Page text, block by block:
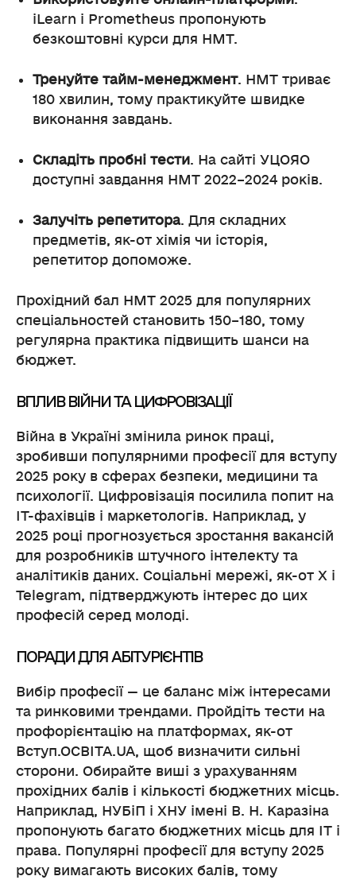
iLearn і Prometheus пропонують
безкоштовні курси для НМТ.
Тренуйте тайм-менеджмент. НМТ триває
180 хвилин, тому практикуйте швидке
виконання завдань.
Складіть пробні тести. На сайті УЦОЯО
доступні завдання НМТ 2022–2024 років.
Залучіть репетитора. Для складних
предметів, як-от хімія чи історія,
репетитор допоможе.
Прохідний бал НМТ 2025 для популярних
спеціальностей становить 150–180, тому
регулярна практика підвищить шанси на
бюджет.
ВПЛИВ ВІЙНИ ТА ЦИФРОВІЗАЦІЇ
Війна в Україні змінила ринок праці,
зробивши популярними професії для вступу
2025 року в сферах безпеки, медицини та
психології. Цифровізація посилила попит на
ІТ-фахівців і маркетологів. Наприклад, у
2025 році прогнозується зростання вакансій
для розробників штучного інтелекту та
аналітиків даних. Соціальні мережі, як-от X і
Telegram, підтверджують інтерес до цих
професій серед молоді.
ПОРАДИ ДЛЯ АБІТУРІЄНТІВ
Вибір професії — це баланс між інтересами
та ринковими трендами. Пройдіть тести на
профорієнтацію на платформах, як-от
Вступ.ОСВІТА.UA, щоб визначити сильні
сторони. Обирайте виші з урахуванням
прохідних балів і кількості бюджетних місць.
Наприклад, НУБіП і ХНУ імені В. Н. Каразіна
пропонують багато бюджетних місць для ІТ і
права. Популярні професії для вступу 2025
року вимагають високих балів, тому